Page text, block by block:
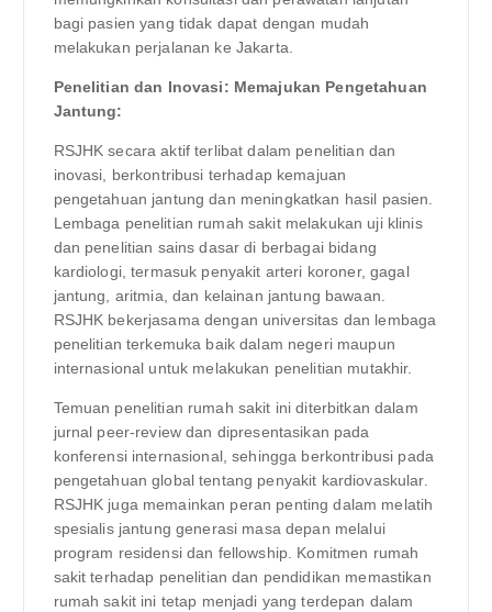
bagi pasien yang tidak dapat dengan mudah
melakukan perjalanan ke Jakarta.
Penelitian dan Inovasi: Memajukan Pengetahuan
Jantung:
RSJHK secara aktif terlibat dalam penelitian dan
inovasi, berkontribusi terhadap kemajuan
pengetahuan jantung dan meningkatkan hasil pasien.
Lembaga penelitian rumah sakit melakukan uji klinis
dan penelitian sains dasar di berbagai bidang
kardiologi, termasuk penyakit arteri koroner, gagal
jantung, aritmia, dan kelainan jantung bawaan.
RSJHK bekerjasama dengan universitas dan lembaga
penelitian terkemuka baik dalam negeri maupun
internasional untuk melakukan penelitian mutakhir.
Temuan penelitian rumah sakit ini diterbitkan dalam
jurnal peer-review dan dipresentasikan pada
konferensi internasional, sehingga berkontribusi pada
pengetahuan global tentang penyakit kardiovaskular.
RSJHK juga memainkan peran penting dalam melatih
spesialis jantung generasi masa depan melalui
program residensi dan fellowship. Komitmen rumah
sakit terhadap penelitian dan pendidikan memastikan
rumah sakit ini tetap menjadi yang terdepan dalam